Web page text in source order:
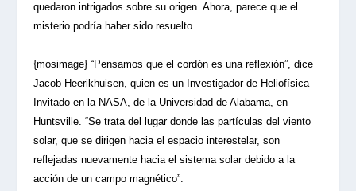
quedaron intrigados sobre su origen. Ahora, parece que el
misterio podría haber sido resuelto.
{mosimage}“Pensamos que el cordón es una reflexión”, dice
Jacob Heerikhuisen, quien es un Investigador de Heliofísica
Invitado en la NASA, de la Universidad de Alabama, en
Huntsville. “Se trata del lugar donde las partículas del viento
solar, que se dirigen hacia el espacio interestelar, son
reflejadas nuevamente hacia el sistema solar debido a la
acción de un campo magnético”.